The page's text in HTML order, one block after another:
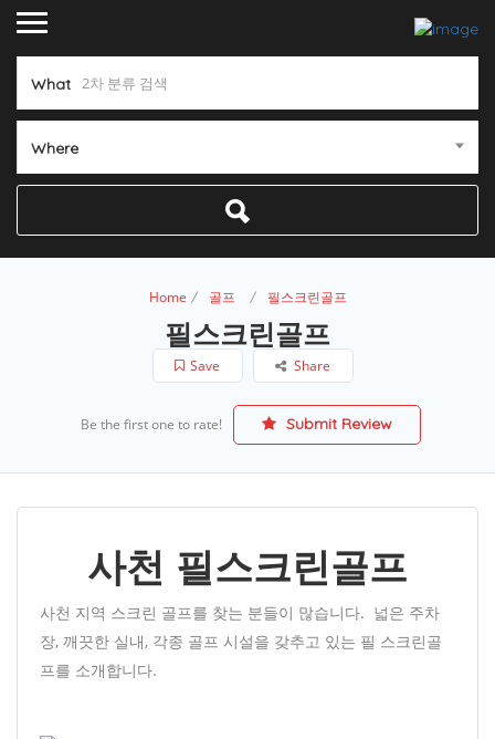
What
Where
Home 골프 필스크린골프
필스크린골프
Save Share
Be the first one to rate! Submit Review
사천 필스크린골프
사천 지역 스크린 골프를 찾는 분들이 많습니다. 넓은 주차
장, 깨끗한 실내, 각종 골프 시설을 갖추고 있는 필 스크린골
프를 소개합니다.